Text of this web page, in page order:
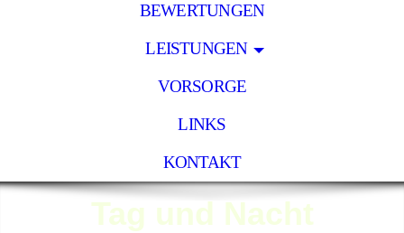
BEWERTUNGEN
LEISTUNGEN
VORSORGE
LINKS
KONTAKT
Tag und Nacht